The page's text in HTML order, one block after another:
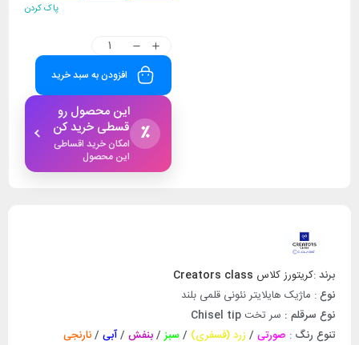
پاک کردن
افزودن به سبد خرید
٪
این محصول رو
قسطی خرید کن
امکان خرید اقساطی
این محصول
برند:کریتورز کلاس
نوع: ماژیک هایلایتر نئونی قلمی بلند
نوع سرقلم : سر تخت Chisel tip
تنوع رنگ : صورتی / زرد (فسفری) / سبز/بنفش /آبی /نارنجی